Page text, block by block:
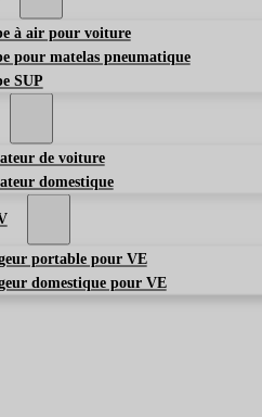
à air pour voiture
pour matelas pneumatique
SUP
de voiture
domestique
portable pour VE
domestique pour VE